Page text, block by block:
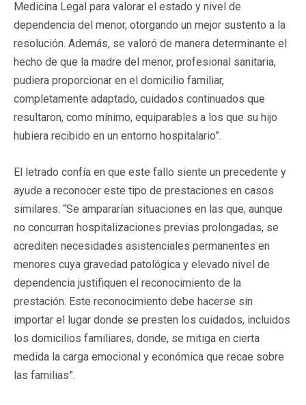
Medicina Legal para valorar el estado y nivel de
dependencia del menor, otorgando un mejor sustento a la
resolución. Además, se valoró de manera determinante el
hecho de que la madre del menor, profesional sanitaria,
pudiera proporcionar en el domicilio familiar,
completamente adaptado, cuidados continuados que
resultaron, como mínimo, equiparables a los que su hijo
hubiera recibido en un entorno hospitalario”.
El letrado confía en que este fallo siente un precedente y
ayude a reconocer este tipo de prestaciones en casos
similares. “Se ampararían situaciones en las que, aunque
no concurran hospitalizaciones previas prolongadas, se
acrediten necesidades asistenciales permanentes en
menores cuya gravedad patológica y elevado nivel de
dependencia justifiquen el reconocimiento de la
prestación. Este reconocimiento debe hacerse sin
importar el lugar donde se presten los cuidados, incluidos
los domicilios familiares, donde, se mitiga en cierta
medida la carga emocional y económica que recae sobre
las familias”.